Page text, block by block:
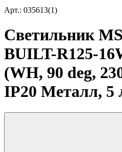
Арт.: 035613(1)
Светильник
BUILT-R125-
(WH, 90 deg,
IP20 Металл, 5